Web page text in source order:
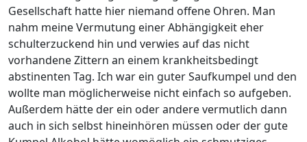
Gesellschaft hatte hier niemand offene Ohren. Man
nahm meine Vermutung einer Abhängigkeit eher
schulterzuckend hin und verwies auf das nicht
vorhandene Zittern an einem krankheitsbedingt
abstinenten Tag. Ich war ein guter Saufkumpel und den
wollte man möglicherweise nicht einfach so aufgeben.
Außerdem hätte der ein oder andere vermutlich dann
auch in sich selbst hineinhören müssen oder der gute